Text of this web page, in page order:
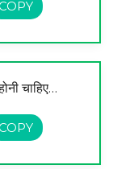
चाहिए…